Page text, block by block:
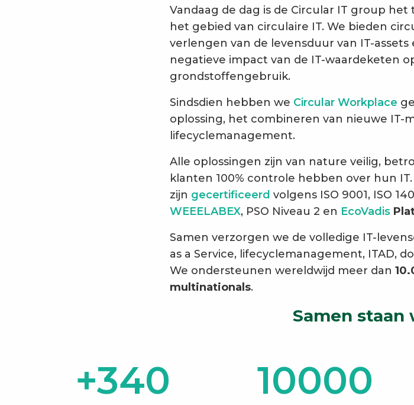
Vandaag de dag is de Circular IT group
het gebied van circulaire IT. We bieden
verlengen van de levensduur van IT-
negatieve impact van de IT-waardeketen
grondstoffengebruik.
Sindsdien hebben we Circular Workplace
oplossing, het combineren van nieuwe IT-
lifecyclemanagement.
Alle oplossingen zijn van nature veilig,
klanten 100% controle hebben over hun
zijn gecertificeerd volgens ISO 9001, ISO
WEEELABEX, PSO Niveau 2 en EcoVadis
Samen verzorgen we de volledige IT-
as a Service, lifecyclemanagement, ITAD,
We ondersteunen wereldwijd meer dan
multinationals.
Samen staan
+340 10000